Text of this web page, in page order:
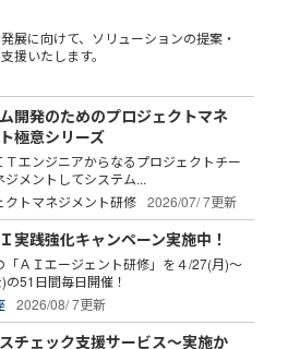
展に向けて、ソリューションの提案・
援いたします。
開発のためのプロジェクトマネ
極意シリーズ
Ｔエンジニアからなるプロジェクトチー
ジメントしてシステム...
クトマネジメント研修
2026/07/ 7更新
実践強化キャンペーン実施中！
「ＡＩエージェント研修」を４/27(月)～
の51日間毎日開催！
2026/08/ 7更新
チェック支援サービス～実施か